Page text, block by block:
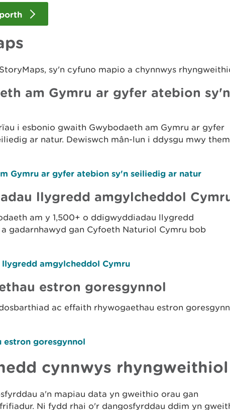
sy'n cyfuno mapio a chynnwys
am Gymru ar gyfer atebion
i esbonio gwaith Gwybodaeth am Gymru ar gyfer
ar natur. Dewiswch mân-lun i ddysgu mwy
Gymru ar gyfer atebion sy'n seiliedig ar natur
llygredd amgylcheddol
am y 1,500+ o ddigwyddiadau llygredd
gadarnhawyd gan Cyfoeth Naturiol Cymru bob
amgylcheddol Cymru
estron goresgynnol
ac effaith rhywogaethau estron
estron goresgynnol
cynnwys rhyngweithiol
a'n mapiau data yn gweithio orau gan
. Ni fydd rhai o'r dangosfyrddau ddim yn